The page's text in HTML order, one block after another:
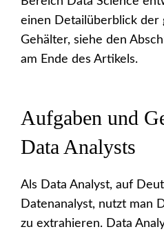
einen Detailüberblick der
Gehälter, siehe den
am Ende des Artikels.
Aufgaben und
Data Analysts
Als Data Analyst, auf
Datenanalyst, nutzt man
zu extrahieren. Data